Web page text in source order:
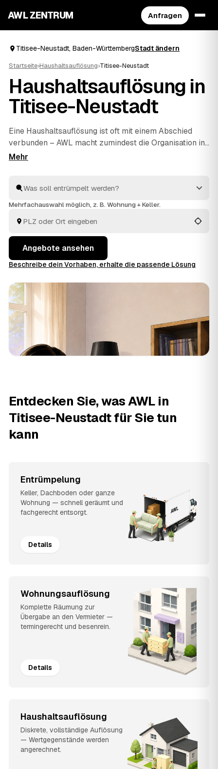
AWL ZENTRUM Anfragen
Titisee-Neustadt, Baden-WürttembergStadt ändern
Startseite›Haushaltsauflösung›Titisee-Neustadt
Haushaltsauflösung in
Titisee-Neustadt
Eine Haushaltsauflösung ist oft mit einem Abschied
verbunden – AWL macht zumindest die Organisation in
Titisee-Neustadt unkompliziert. Mit einer Anfrage
Löffingen, die Ihnen Festpreise für den kompletten
Hausstand nennen. Ob Nachlass, Umzug oder
respektvoll, entsorgt fachgerecht, und verwertbarer
Hausrat wird auf den Preis angerechnet. So vergleichen
Sie mehrere Angebote, statt jeden Betrieb einzeln
anzufragen.
Mehrfachauswahl möglich, z. B. Wohnung + Keller.
Angebote ansehen
Beschreibe dein Vorhaben, erhalte die passende Lösung
Entdecken Sie, was AWL in
Titisee-Neustadt für Sie tun
kann
Entrümpelung
Keller, Dachboden oder ganze
Wohnung — schnell geräumt und
fachgerecht entsorgt.
Details
Wohnungsauflösung
Komplette Räumung zur
Übergabe an den Vermieter —
termingerecht und besenrein.
Details
Haushaltsauflösung
Diskrete, vollständige Auflösung
— Wertgegenstände werden
angerechnet.